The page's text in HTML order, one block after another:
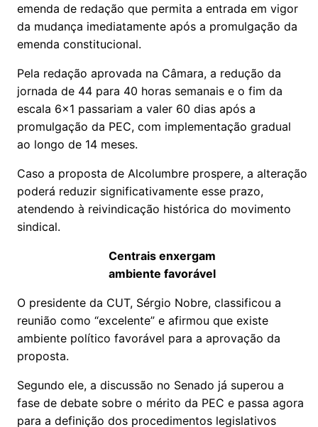
emenda de redação que permita a entrada em vigor
da mudança imediatamente após a promulgação da
emenda constitucional.
Pela redação aprovada na Câmara, a redução da
jornada de 44 para 40 horas semanais e o fim da
escala 6×1 passariam a valer 60 dias após a
promulgação da PEC, com implementação gradual
ao longo de 14 meses.
Caso a proposta de Alcolumbre prospere, a alteração
poderá reduzir significativamente esse prazo,
atendendo à reivindicação histórica do movimento
sindical.
Centrais enxergam
ambiente favorável
O presidente da CUT, Sérgio Nobre, classificou a
reunião como “excelente” e afirmou que existe
ambiente político favorável para a aprovação da
proposta.
Segundo ele, a discussão no Senado já superou a
fase de debate sobre o mérito da PEC e passa agora
para a definição dos procedimentos legislativos